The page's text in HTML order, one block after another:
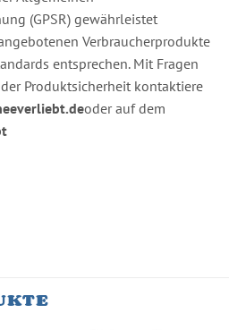
(GPSR) gewährleistet
Verbraucherprodukte
entsprechen. Mit Fragen
Produktsicherheit kontaktiere
oder auf dem